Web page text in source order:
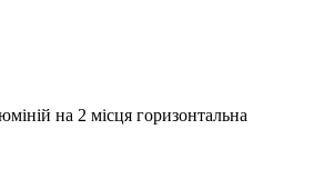
на 2 місця горизонтальна